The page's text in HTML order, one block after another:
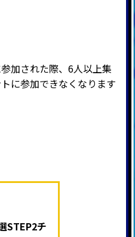
加された際、6人以上集
に参加できなくなります
STEP2チ